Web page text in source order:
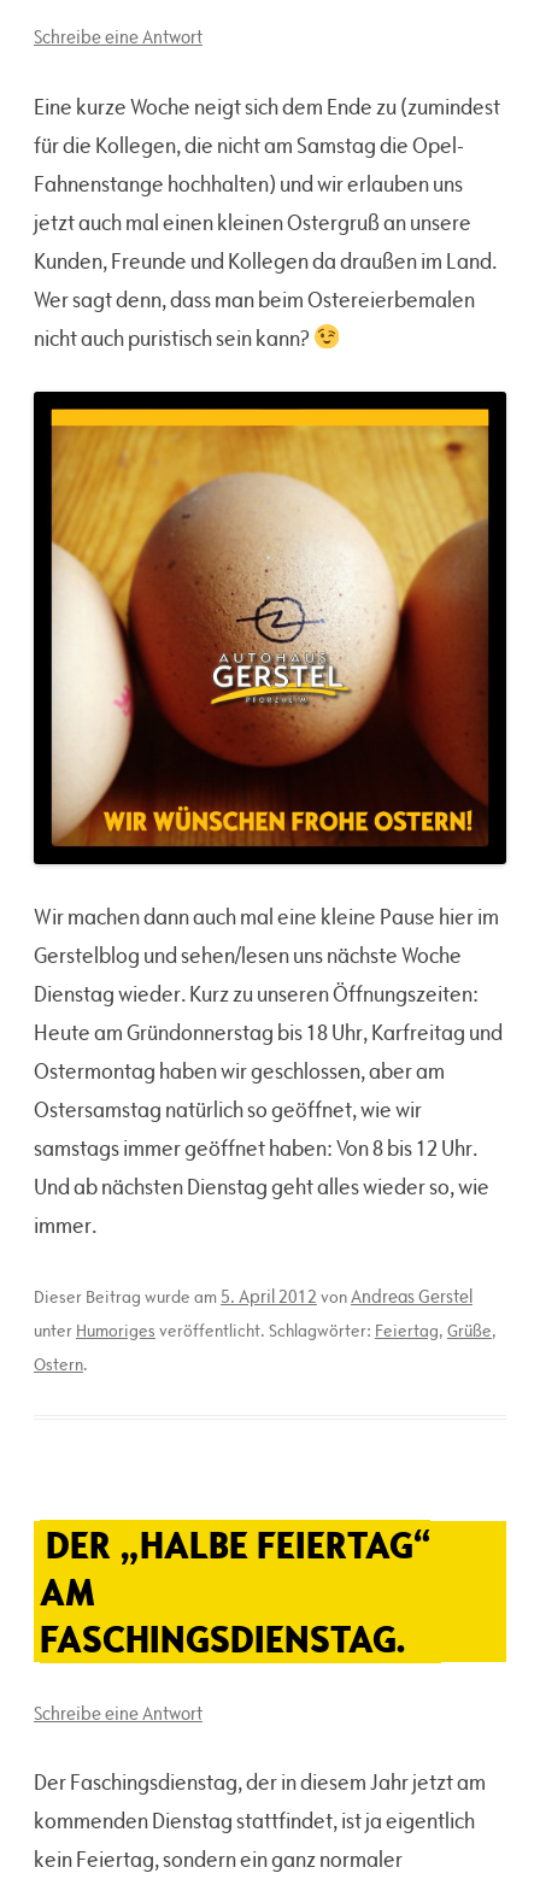
Schreibe eine Antwort
Eine kurze Woche neigt sich dem Ende zu (zumindest
für die Kollegen, die nicht am Samstag die Opel-
Fahnenstange hochhalten) und wir erlauben uns
jetzt auch mal einen kleinen Ostergruß an unsere
Kunden, Freunde und Kollegen da draußen im Land.
Wer sagt denn, dass man beim Ostereierbemalen
nicht auch puristisch sein kann?
Wir machen dann auch mal eine kleine Pause hier im
Gerstelblog und sehen/lesen uns nächste Woche
Dienstag wieder. Kurz zu unseren Öffnungszeiten:
Heute am Gründonnerstag bis 18 Uhr, Karfreitag und
Ostermontag haben wir geschlossen, aber am
Ostersamstag natürlich so geöffnet, wie wir
samstags immer geöffnet haben: Von 8 bis 12 Uhr.
Und ab nächsten Dienstag geht alles wieder so, wie
immer.
Dieser Beitrag wurde am 5. April 2012 vonAndreas Gerstel
unter Humoriges veröffentlicht. Schlagwörter: Feiertag, Grüße,
Ostern.
DER „HALBE FEIERTAG“
AM
FASCHINGSDIENSTAG.
Schreibe eine Antwort
Der Faschingsdienstag, der in diesem Jahr jetzt am
kommenden Dienstag stattfindet, ist ja eigentlich
kein Feiertag, sondern ein ganz normaler